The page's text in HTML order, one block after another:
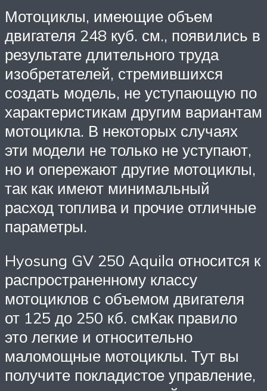
Мотоциклы, имеющие объем
двигателя 248 куб. см., появились в
результате длительного труда
изобретателей, стремившихся
создать модель, не уступающую по
характеристикам другим вариантам
мотоцикла. В некоторых случаях
эти модели не только не уступают,
но и опережают другие мотоциклы,
так как имеют минимальный
расход топлива и прочие отличные
параметры.
Hyosung GV 250 Aquila относится к
распространенному классу
мотоциклов с объемом двигателя
от 125 до 250 кб. смКак правило
это легкие и относительно
маломощные мотоциклы. Тут вы
получите покладистое управление,